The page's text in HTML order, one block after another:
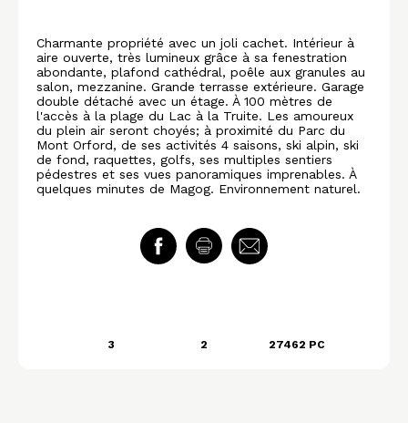
Charmante propriété avec un joli cachet. Intérieur à
aire ouverte, très lumineux grâce à sa fenestration
abondante, plafond cathédral, poêle aux granules au
salon, mezzanine. Grande terrasse extérieure. Garage
double détaché avec un étage. À 100 mètres de
l'accès à la plage du Lac à la Truite. Les amoureux
du plein air seront choyés; à proximité du Parc du
Mont Orford, de ses activités 4 saisons, ski alpin, ski
de fond, raquettes, golfs, ses multiples sentiers
pédestres et ses vues panoramiques imprenables. À
quelques minutes de Magog. Environnement naturel.
3 2 27462 PC